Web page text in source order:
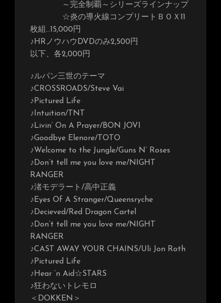
～完全制覇～シリーズラインナップ
☆炎の導火線コンプリートＢＯＸ11
枚組…15,000円
♪HRノウハウDVDのみ2,500円
以下、各2,000円
♪ルパン三世のテーマ
♪CROSSROADS/Steve Vai
♪Pictured Life
♪Intuition/TNT
♪Livin’ On A Prayer/BON JOVI
♪Goodbye Elenore/TOTO
♪Welcome to the Jungle/Guns N’ Roses
♪Don’t tell me you love me/NIGHT
RANGER
♪渚モデラート/高中正義
♪Eyes Of A Stranger/Queensryche
♪Decieved/Red Dragon Cartel
♪Don’t tell me you love me/NIGHT
RANGER
♪CAST AWAY YOUR CHAINS/Uli Jon Roth
♪Pictured Life
♪Hear ‘n Aid☆STARS
♪狂わないトレモロ
＜DOKKEN＞